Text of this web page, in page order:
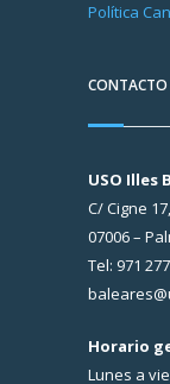
Política
CONTACTO
USO Illes
C/ Cigne
07006 –
Tel: 971
Horario
Lunes a